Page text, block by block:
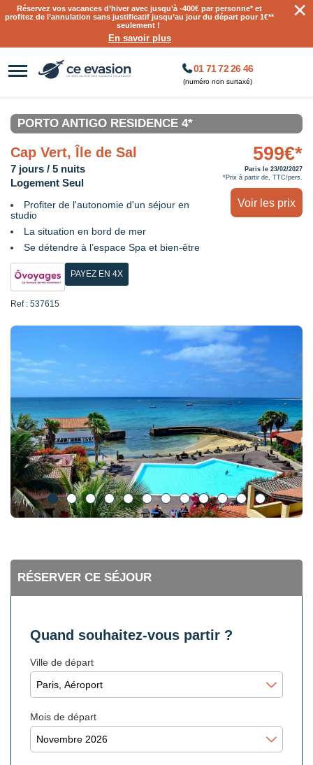
Réservez vos vacances d’hiver avec jusqu’à-400€ par personne* et
profitez de l’annulation sans justificatif jusqu’au jour du départ pour 1€**
seulement !
En savoir plus
×
01 71 72 26 46
(numéro non surtaxé)
PORTO ANTIGO RESIDENCE 4*
Cap Vert, Île de Sal
7 jours / 5 nuits
Logement Seul
Profiter de l'autonomie d'un séjour en
studio
La situation en bord de mer
Se détendre à l’espace Spa et bien-être
PAYEZ EN 4X
Ref : 537615
599€*
Paris le 23/02/2027
*Prix à partir de, TTC/pers.
Voir les prix
RÉSERVER CE SÉJOUR
Quand souhaitez-vous partir ?
Ville de départ
Mois de départ